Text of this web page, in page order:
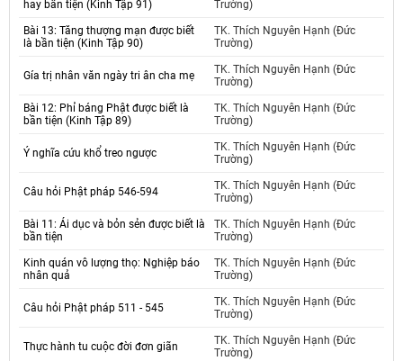
hay bần tiện (Kinh Tập 91) Trường)
Bài 13: Tăng thượng mạn được biết
là bần tiện (Kinh Tập 90)
TK. Thích Nguyên Hạnh (Đức
Trường)
Gía trị nhân văn ngày tri ân cha mẹ
TK. Thích Nguyên Hạnh (Đức
Trường)
Bài 12: Phỉ báng Phật được biết là
bần tiện (Kinh Tập 89)
TK. Thích Nguyên Hạnh (Đức
Trường)
Ý nghĩa cứu khổ treo ngược
TK. Thích Nguyên Hạnh (Đức
Trường)
Câu hỏi Phật pháp 546-594
TK. Thích Nguyên Hạnh (Đức
Trường)
Bài 11: Ái dục và bỏn sẻn được biết là
bần tiện
TK. Thích Nguyên Hạnh (Đức
Trường)
Kinh quán vô lượng thọ: Nghiệp báo
nhân quả
TK. Thích Nguyên Hạnh (Đức
Trường)
Câu hỏi Phật pháp 511 - 545
TK. Thích Nguyên Hạnh (Đức
Trường)
Thực hành tu cuộc đời đơn giãn
TK. Thích Nguyên Hạnh (Đức
Trường)